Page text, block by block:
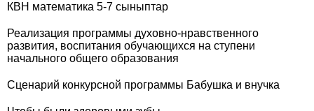
КВН математика 5-7 сыныптар
Реализация программы духовно-нравственного
развития, воспитания обучающихся на ступени
начального общего образования
Сценарий конкурсной программы Бабушка и внучка